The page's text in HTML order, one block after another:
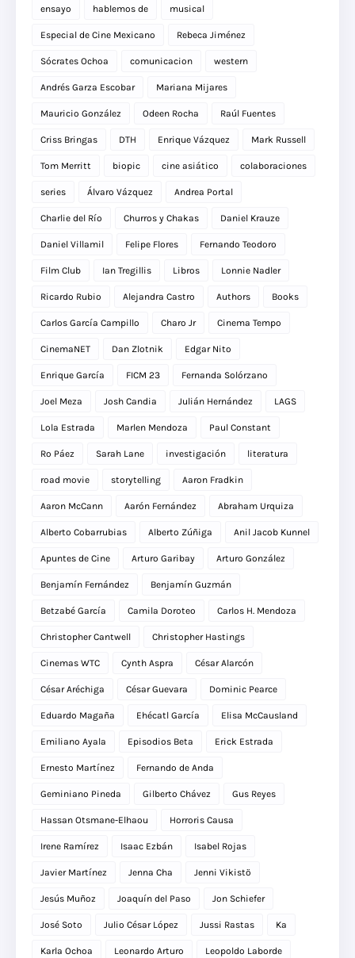
ensayo hablemos de musical
Especial de Cine Mexicano Rebeca Jiménez
Sócrates Ochoa comunicacion western
Andrés Garza Escobar Mariana Mijares
Mauricio González Odeen Rocha Raúl Fuentes
Criss Bringas DTH Enrique Vázquez Mark Russell
Tom Merritt biopic cine asiático colaboraciones
series Álvaro Vázquez Andrea Portal
Charlie del Río Churros y Chakas Daniel Krauze
Daniel Villamil Felipe Flores Fernando Teodoro
Film Club Ian Tregillis Libros Lonnie Nadler
Ricardo Rubio Alejandra Castro Authors Books
Carlos García Campillo Charo Jr Cinema Tempo
CinemaNET Dan Zlotnik Edgar Nito
Enrique García FICM 23 Fernanda Solórzano
Joel Meza Josh Candia Julián Hernández LAGS
Lola Estrada Marlen Mendoza Paul Constant
Ro Páez Sarah Lane investigación literatura
road movie storytelling Aaron Fradkin
Aaron McCann Aarón Fernández Abraham Urquiza
Alberto Cobarrubias Alberto Zúñiga Anil Jacob Kunnel
Apuntes de Cine Arturo Garibay Arturo González
Benjamín Fernández Benjamín Guzmán
Betzabé García Camila Doroteo Carlos H. Mendoza
Christopher Cantwell Christopher Hastings
Cinemas WTC Cynth Aspra César Alarcón
César Aréchiga César Guevara Dominic Pearce
Eduardo Magaña Ehécatl García Elisa McCausland
Emiliano Ayala Episodios Beta Erick Estrada
Ernesto Martínez Fernando de Anda
Geminiano Pineda Gilberto Chávez Gus Reyes
Hassan Otsmane-Elhaou Horroris Causa
Irene Ramírez Isaac Ezbán Isabel Rojas
Javier Martínez Jenna Cha Jenni Vikistö
Jesús Muñoz Joaquín del Paso Jon Schiefer
José Soto Julio César López Jussi Rastas Ka
Karla Ochoa Leonardo Arturo Leopoldo Laborde